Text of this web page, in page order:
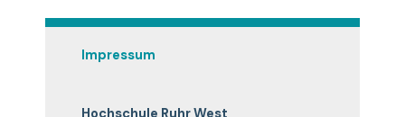
Impressum